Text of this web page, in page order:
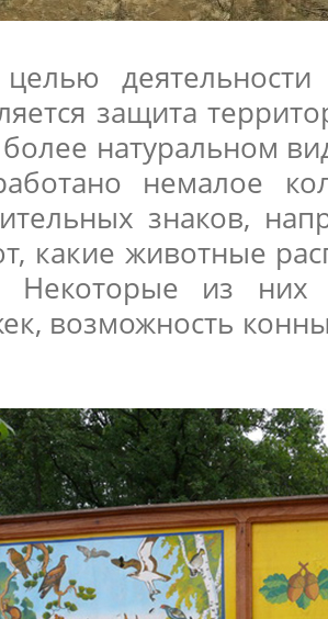
деятельности
защита
натуральном
немалое
знаков,
какие животные
Некоторые из них
возможность